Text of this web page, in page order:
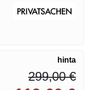
hinta
299,00 €